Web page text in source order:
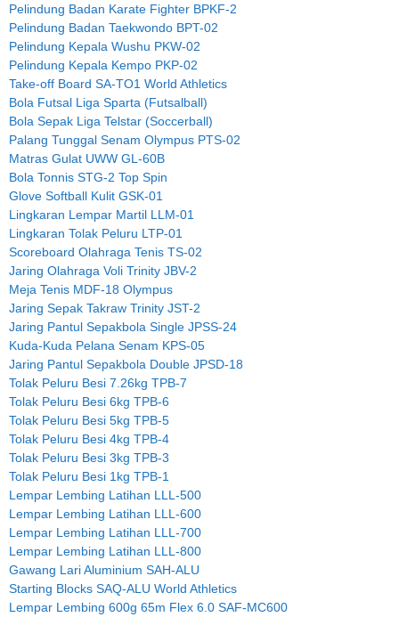
Pelindung Badan Karate Fighter BPKF-2
Pelindung Badan Taekwondo BPT-02
Pelindung Kepala Wushu PKW-02
Pelindung Kepala Kempo PKP-02
Take-off Board SA-TO1 World Athletics
Bola Futsal Liga Sparta (Futsalball)
Bola Sepak Liga Telstar (Soccerball)
Palang Tunggal Senam Olympus PTS-02
Matras Gulat UWW GL-60B
Bola Tonnis STG-2 Top Spin
Glove Softball Kulit GSK-01
Lingkaran Lempar Martil LLM-01
Lingkaran Tolak Peluru LTP-01
Scoreboard Olahraga Tenis TS-02
Jaring Olahraga Voli Trinity JBV-2
Meja Tenis MDF-18 Olympus
Jaring Sepak Takraw Trinity JST-2
Jaring Pantul Sepakbola Single JPSS-24
Kuda-Kuda Pelana Senam KPS-05
Jaring Pantul Sepakbola Double JPSD-18
Tolak Peluru Besi 7.26kg TPB-7
Tolak Peluru Besi 6kg TPB-6
Tolak Peluru Besi 5kg TPB-5
Tolak Peluru Besi 4kg TPB-4
Tolak Peluru Besi 3kg TPB-3
Tolak Peluru Besi 1kg TPB-1
Lempar Lembing Latihan LLL-500
Lempar Lembing Latihan LLL-600
Lempar Lembing Latihan LLL-700
Lempar Lembing Latihan LLL-800
Gawang Lari Aluminium SAH-ALU
Starting Blocks SAQ-ALU World Athletics
Lempar Lembing 600g 65m Flex 6.0 SAF-MC600